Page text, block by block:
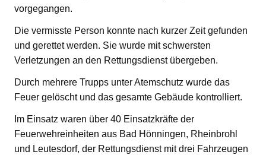
vorgegangen.
Die vermisste Person konnte nach kurzer Zeit gefunden
und gerettet werden. Sie wurde mit schwersten
Verletzungen an den Rettungsdienst übergeben.
Durch mehrere Trupps unter Atemschutz wurde das
Feuer gelöscht und das gesamte Gebäude kontrolliert.
Im Einsatz waren über 40 Einsatzkräfte der
Feuerwehreinheiten aus Bad Hönningen, Rheinbrohl
und Leutesdorf, der Rettungsdienst mit drei Fahrzeugen